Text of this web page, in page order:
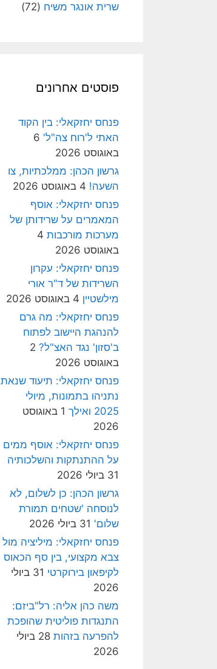
שרית אונגר משיח (72)
פוסטים אחרונים
פנחס יחזקאלי: בין הקוד
האתי ל'רוח צה"ל' 6
באוגוסט 2026
גרשון הכהן: ממלכתיות, צו
השעה! 4 באוגוסט 2026
פנחס יחזקאלי: אוסף
המאמרים על שרידותן של
מערכות מורכבות 4
באוגוסט 2026
פנחס יחזקאלי: עקרון
השרידות של ד"ר אורי
מילשטיין 4 באוגוסט 2026
פנחס יחזקאלי: מה גרם
להנהגת היישוב לפתוח
ב'סזון' נגד האצ"ל? 2
באוגוסט 2026
פנחס יחזקאלי: תיעוד שנאת
נתניהו בתמונות, מיולי
2025 ואילך
1 באוגוסט
2026
פנחס יחזקאלי: אוסף ממים
על ההתנתקות והשלכותיה
31 ביולי 2026
גרשון הכהן: כן לשלום, לא
לנוסחה 'שטחים תמורת
שלום' 31 ביולי 2026
פנחס יחזקאלי: מיליציה מול
צבא מקצועי, בין סף הכאוס
לקיפאון בירוקרטי
31 ביולי
2026
משה כהן אליה: רל"ביזם:
התנגדות פוליטית שהופכת
להפרעה בזהות
28 ביולי
2026